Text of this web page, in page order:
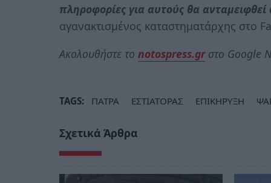
πληροφορίες για αυτούς θα
αγανακτισμένος καταστηματάρχης στο
Ακολουθήστε το notospress.grστο Google
TAGS: ΠΑΤΡΑ ΕΣΤΙΑΤΟΡΑΣ ΕΠΙΚΗΡΥΞΗ
Σχετικά Άρθρα